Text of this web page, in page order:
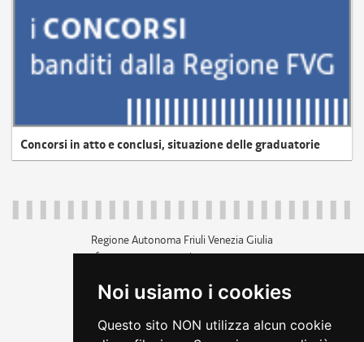
Noi usiamo i cookies
Questo sito NON utilizza alcun cookie
Concorsi in atto e conclusi, situazione delle graduatorie
Regione Autonoma Friuli Venezia Giulia
c.f. 80014930327; p.iva 00526040324
+39 040 3771111